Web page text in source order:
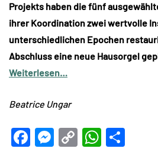
Projekts haben die fünf
ihrer Koordination zwei wertvolle
unterschiedlichen Epochen
Abschluss eine neue Hausorgel
Weiterlesen…
Beatrice Ungar
Facebook
Messenger
Copy